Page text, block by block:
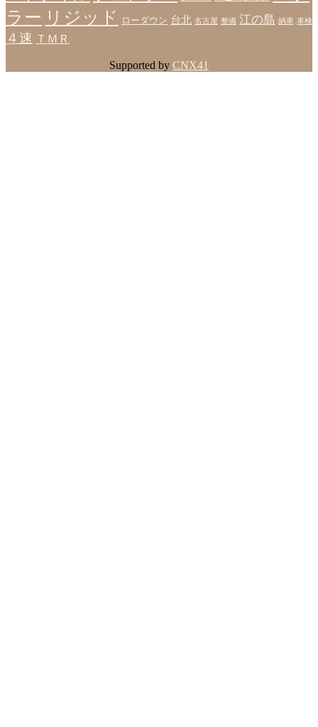
ラー リジッド ローダウン 台北 名古屋 整備 江の島 納車 車検
４速 ＴＭＲ
Supported by CNX41